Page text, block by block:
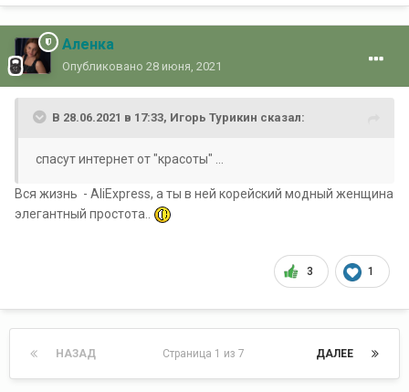
Аленка
Опубликовано 28 июня, 2021
В 28.06.2021 в 17:33, Игорь Турикин сказал:
спасут интернет от "красоты" ...
Вся жизнь - AliExpress, а ты в ней корейский модный женщина
элегантный простота..
3 1
НАЗАД ДАЛЕЕ
Страница 1 из 7